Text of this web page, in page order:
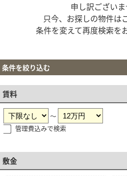
申し訳ございま
只今、お探しの物件は
条件を変えて再度検索を
条件を絞り込む
賃料
～
管理費込みで検索
敷金